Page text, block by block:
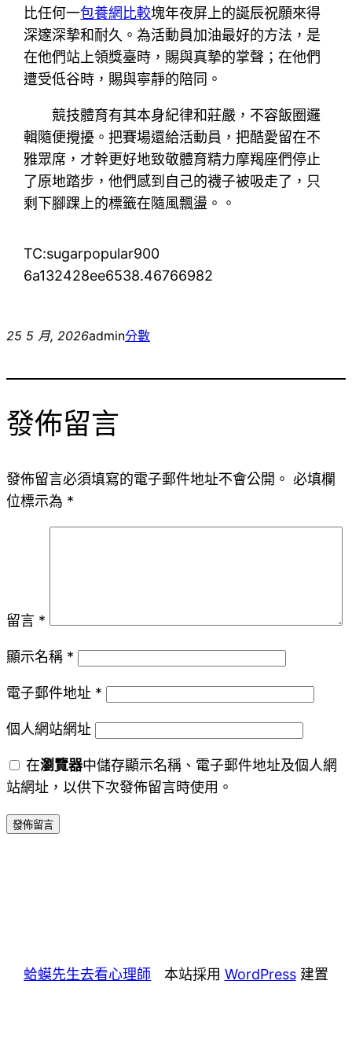
比任何一包養網比較塊年夜屏上的誕辰祝願來得
深邃深摯和耐久。為活動員加油最好的方法，是
在他們站上領獎臺時，賜與真摯的掌聲；在他們
遭受低谷時，賜與寧靜的陪同。
競技體育有其本身紀律和莊嚴，不容飯圈邏
輯隨便攪擾。把賽場還給活動員，把酷愛留在不
雅眾席，才幹更好地致敬體育精力摩羯座們停止
了原地踏步，他們感到自己的襪子被吸走了，只
剩下腳踝上的標籤在隨風飄盪。。
TC:sugarpopular900
6a132428ee6538.46766982
25 5 月, 2026admin分數
發佈留言
發佈留言必須填寫的電子郵件地址不會公開。 必填欄
位標示為 *
留言 *
顯示名稱 *
電子郵件地址 *
個人網站網址
在瀏覽器中儲存顯示名稱、電子郵件地址及個人網
站網址，以供下次發佈留言時使用。
蛤蟆先生去看心理師 本站採用 WordPress建置